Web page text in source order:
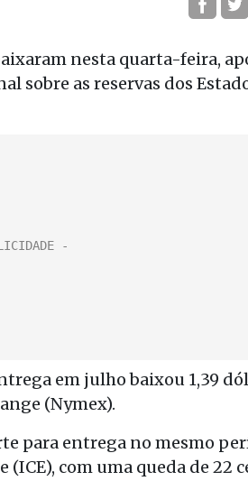
nesta quarta-feira,
sobre as reservas dos
em julho baixou 1,39
(Nymex).
para entrega no mesmo
com uma queda de 22